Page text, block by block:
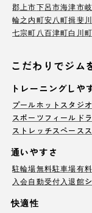
郡上市下呂市海津市
輪之内町安八町揖斐
七宗町 八百津町白川
こだわりでジム
トレーニングしや
プールホットスタジオ
スポーツフィールド
ストレッチスペース
通いやすさ
駐輪場無料駐車場有
入会自動受付 入退館
快適性